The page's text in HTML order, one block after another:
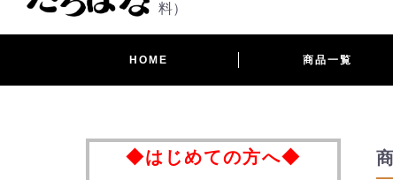
料）
HOME 商品一覧
◆はじめての方へ◆